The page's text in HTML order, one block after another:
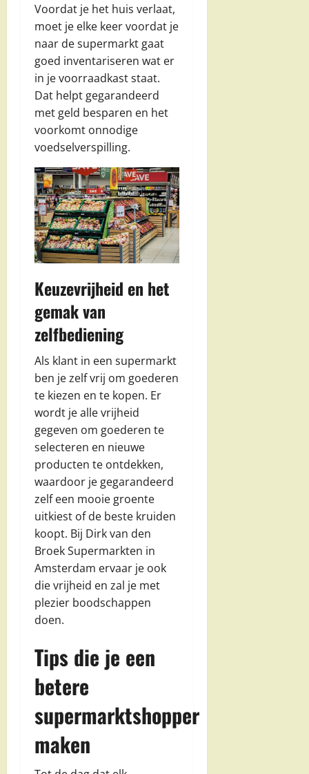
Voordat je het huis verlaat,
moet je elke keer voordat je
naar de supermarkt gaat
goed inventariseren wat er
in je voorraadkast staat.
Dat helpt gegarandeerd
met geld besparen en het
voorkomt onnodige
voedselverspilling.
Keuzevrijheid en het
gemak van
zelfbediening
Als klant in een supermarkt
ben je zelf vrij om goederen
te kiezen en te kopen. Er
wordt je alle vrijheid
gegeven om goederen te
selecteren en nieuwe
producten te ontdekken,
waardoor je gegarandeerd
zelf een mooie groente
uitkiest of de beste kruiden
koopt. Bij Dirk van den
Broek Supermarkten in
Amsterdam ervaar je ook
die vrijheid en zal je met
plezier boodschappen
doen.
Tips die je een
betere
supermarktshopper
maken